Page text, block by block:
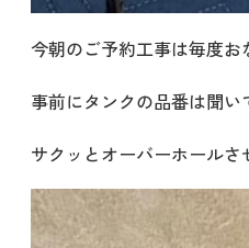
今朝のご予約工事は毎度お
事前にタンクの品番は聞い
サクッとオーバーホールさ